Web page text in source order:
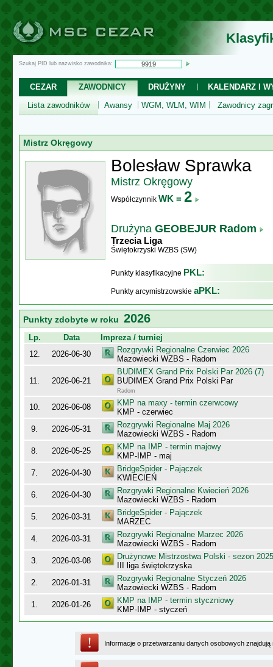
Szukaj PID lub nazwisko zawodnika:
CEZAR ZAWODNICY DRUŻYNY
KALENDARZ I
Lista zawodników
Awansy WGM, WLM, WIM Zawodnicy
Mistrz Okręgowy
Bolesław Sprawka
Mistrz Okręgowy
Współczynnik WK = 2
Drużyna GEOBEJUR Radom
Trzecia Liga
Świętokrzyski WZBS (SW)
Punkty klasyfikacyjne PKL:
Punkty arcymistrzowskie aPKL:
Punkty zdobyte w roku 2026
Lp. Data
Impreza / turniej
12.
2026-06-30
Rozgrywki Regionalne Czerwiec 2026
Mazowiecki WZBS - Radom
11. 2026-06-21
BUDIMEX Grand Prix Polski Par 2026 (7)
BUDIMEX Grand Prix Polski Par
Radom
10. 2026-06-08
KMP na maxy - termin czerwcowy
KMP - czerwiec
9.
2026-05-31
Rozgrywki Regionalne Maj 2026
Mazowiecki WZBS - Radom
8.
2026-05-25
KMP na IMP - termin majowy
KMP-IMP - maj
7.
2026-04-30
BridgeSpider - Pajączek
KWIECIEŃ
6.
2026-04-30
Rozgrywki Regionalne Kwiecień 2026
Mazowiecki WZBS - Radom
5.
2026-03-31
BridgeSpider - Pajączek
MARZEC
4.
2026-03-31
Rozgrywki Regionalne Marzec 2026
Mazowiecki WZBS - Radom
3.
2026-03-08
Drużynowe Mistrzostwa Polski - sezon
III liga świętokrzyska
2.
2026-01-31
Rozgrywki Regionalne Styczeń 2026
Mazowiecki WZBS - Radom
1.
2026-01-26
KMP na IMP - termin styczniowy
KMP-IMP - styczeń
Informacje o przetwarzaniu danych osobowych